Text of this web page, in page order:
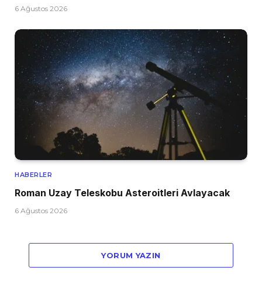
6 Ağustos 2026
HABERLER
Roman Uzay Teleskobu Asteroitleri Avlayacak
6 Ağustos 2026
YORUM YAZIN